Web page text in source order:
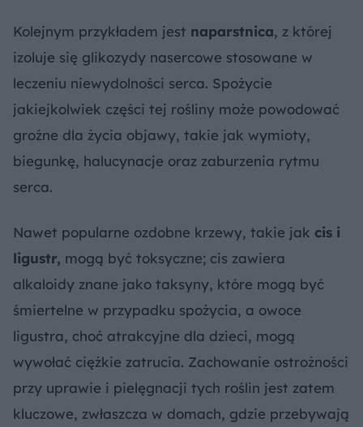
Kolejnym przykładem jest naparstnica, z której
izoluje się glikozydy nasercowe stosowane w
leczeniu niewydolności serca. Spożycie
jakiejkolwiek części tej rośliny może powodować
groźne dla życia objawy, takie jak wymioty,
biegunkę, halucynacje oraz zaburzenia rytmu
serca.
Nawet popularne ozdobne krzewy, takie jak cis i
ligustr, mogą być toksyczne; cis zawiera
alkaloidy znane jako taksyny, które mogą być
śmiertelne w przypadku spożycia, a owoce
ligustra, choć atrakcyjne dla dzieci, mogą
wywołać ciężkie zatrucia. Zachowanie ostrożności
przy uprawie i pielęgnacji tych roślin jest zatem
kluczowe, zwłaszcza w domach, gdzie przebywają